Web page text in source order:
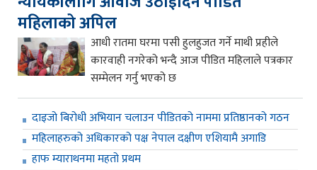
महिलाको अपिल
आधी रातमा घरमा पसी हुलहुजत गर्ने माथी प्रहीले
कारवाही नगरेको भन्दै आज पीडित महिलाले पत्रकार
सम्मेलन गर्नु भएको छ
दाइजो बिरोधी अभियान चलाउन पीडितको नाममा प्रतिष्ठानको गठन
महिलाहरुको अधिकारको पक्ष नेपाल दक्षीण एशियामै अगाडि
हाफ म्याराथनमा महतो प्रथम